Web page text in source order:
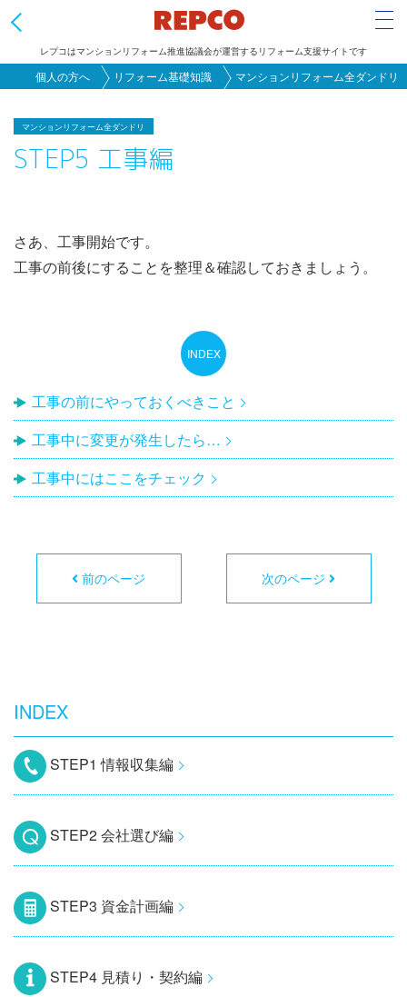
に
レプコはマンションリフォーム推進協議会が運営するリフォーム支援サイトです
個人の方へ リフォーム基礎知識 マンションリフォーム全ダンドリ
マンションリフォーム全ダンドリ
STEP5 工事編
さあ、工事開始です。
工事の前後にすることを整理＆確認しておきましょう。
工事の前にやっておくべきこと
工事中に変更が発生したら…
工事中にはここをチェック
前のページ 次のページ
INDEX
STEP1 情報収集編
STEP2 会社選び編
STEP3 資金計画編
STEP4 見積り・契約編